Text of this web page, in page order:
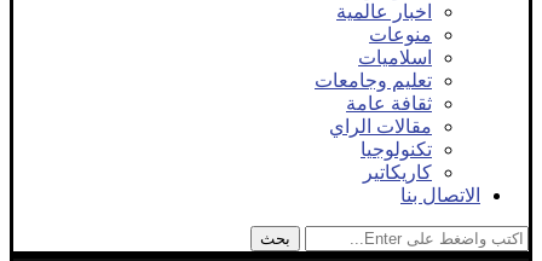
اخبار عالمية
منوعات
اسلاميات
تعليم وجامعات
ثقافة عامة
مقالات الراي
تكنولوجيا
كاريكاتير
الاتصال بنا
بحث